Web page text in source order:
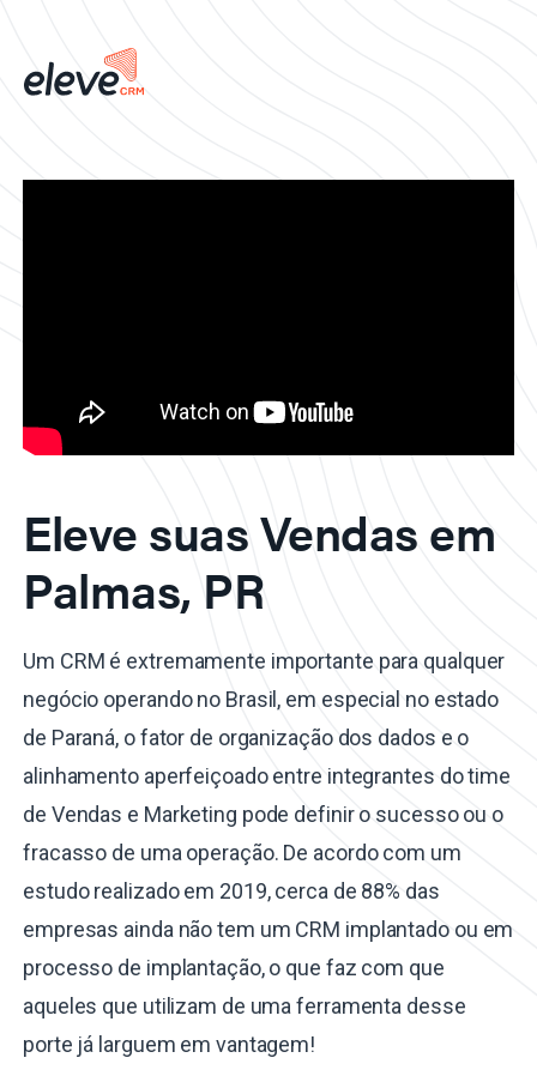
Eleve suas Vendas em
Palmas, PR
Um CRM é extremamente importante para qualquer
negócio operando no Brasil, em especial no estado
de Paraná, o fator de organização dos dados e o
alinhamento aperfeiçoado entre integrantes do time
de Vendas e Marketing pode definir o sucesso ou o
fracasso de uma operação. De acordo com um
estudo realizado em 2019, cerca de 88% das
empresas ainda não tem um CRM implantado ou em
processo de implantação, o que faz com que
aqueles que utilizam de uma ferramenta desse
porte já larguem em vantagem!